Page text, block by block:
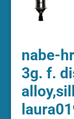
nabe-
3g. f.